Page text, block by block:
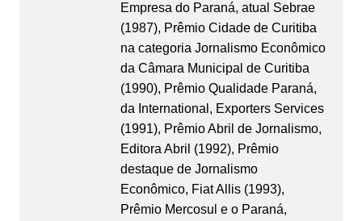
Empresa do Paraná, atual Sebrae
(1987), Prêmio Cidade de Curitiba
na categoria Jornalismo Econômico
da Câmara Municipal de Curitiba
(1990), Prêmio Qualidade Paraná,
da International, Exporters Services
(1991), Prêmio Abril de Jornalismo,
Editora Abril (1992), Prêmio
destaque de Jornalismo
Econômico, Fiat Allis (1993),
Prêmio Mercosul e o Paraná,